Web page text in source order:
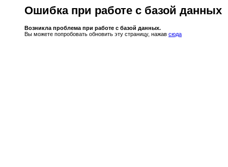
Ошибка при работе с базой данных
Возникла проблема при работе с базой данных.
Вы можете попробовать обновить эту страницу, нажав сюда